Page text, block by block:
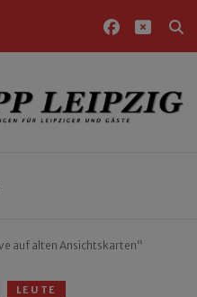
und Gäste
auf alten Ansichtskarten“
LEUTE